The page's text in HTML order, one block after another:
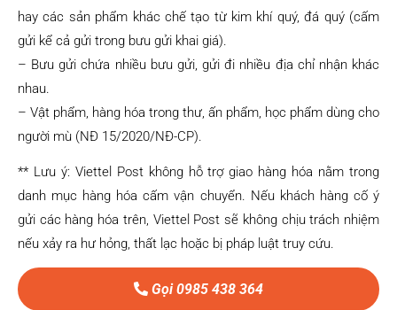
hay các sản phẩm khác chế tạo từ kim khí quý, đá quý (cấm
gửi kể cả gửi trong bưu gửi khai giá).
– Bưu gửi chứa nhiều bưu gửi, gửi đi nhiều địa chỉ nhận khác
nhau.
– Vật phẩm, hàng hóa trong thư, ấn phẩm, học phẩm dùng cho
người mù (NĐ 15/2020/NĐ-CP).
** Lưu ý: Viettel Post không hỗ trợ giao hàng hóa nằm trong
danh mục hàng hóa cấm vận chuyển. Nếu khách hàng cố ý
gửi các hàng hóa trên, Viettel Post sẽ không chịu trách nhiệm
nếu xảy ra hư hỏng, thất lạc hoặc bị pháp luật truy cứu.
Gọi 0985 438 364